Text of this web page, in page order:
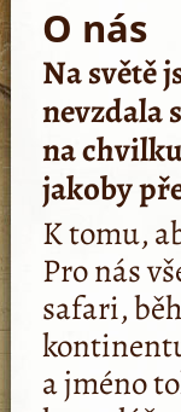
O nás
Na světě
nevzdala
na
jakoby
K tomu,
Pro nás
safari,
a jméno